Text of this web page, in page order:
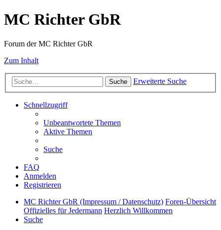
MC Richter GbR
Forum der MC Richter GbR
Zum Inhalt
Suche Erweiterte Suche
Schnellzugriff
Unbeantwortete Themen
Aktive Themen
Suche
FAQ
Anmelden
Registrieren
MC Richter GbR (Impressum / Datenschutz) Foren-Übersicht
Offizielles für Jedermann Herzlich Willkommen
Suche